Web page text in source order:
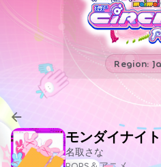
Region:
モンダイナイ
名取さな